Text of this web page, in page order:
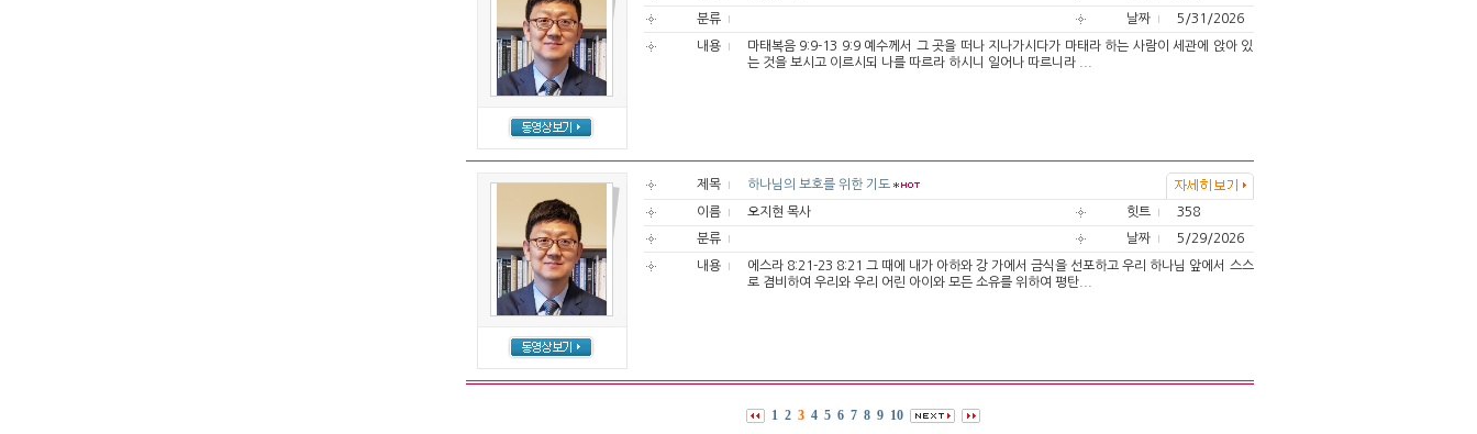
분류
날짜 5/31/2026
내용
마태복음 9:9-13 9:9 예수께서 그 곳을 떠나 지나가시다가 마태라 하는 사람이 세관에 앉아 있
는 것을 보시고 이르시되 나를 따르라 하시니 일어나 따르니라 ...
제목 하나님의 보호를 위한 기도
이름 오지현 목사 힛트
358
분류
날짜 5/29/2026
내용
에스라 8:21-23 8:21 그 때에 내가 아하와 강 가에서 금식을 선포하고 우리 하나님 앞에서 스스
로 겸비하여 우리와 우리 어린 아이와 모든 소유를 위하여 평탄...
1 2 3 4 5 6 7 8 9 10